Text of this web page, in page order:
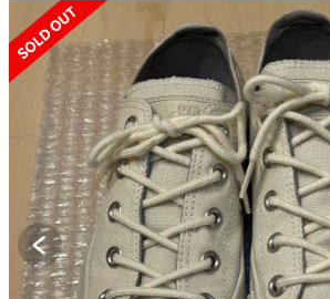
SOLD OUT